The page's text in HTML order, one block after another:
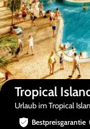
Tropical
Urlaub im Tropical
Bestpreisgarantie